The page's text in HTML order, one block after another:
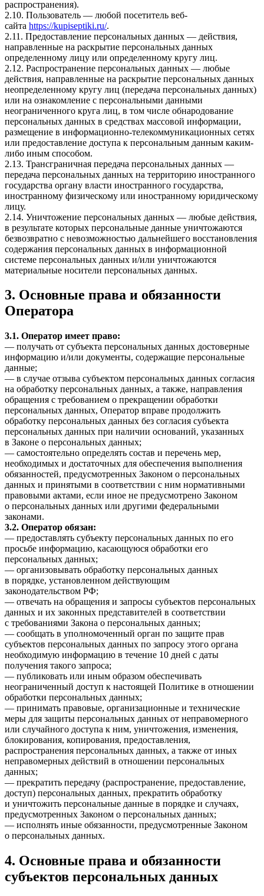
распространения).
2.10. Пользователь — любой посетитель веб-
сайта https://kupiseptiki.ru/.
2.11. Предоставление персональных данных — действия,
направленные на раскрытие персональных данных
определенному лицу или определенному кругу лиц.
2.12. Распространение персональных данных — любые
действия, направленные на раскрытие персональных данных
неопределенному кругу лиц (передача персональных данных)
или на ознакомление с персональными данными
неограниченного круга лиц, в том числе обнародование
персональных данных в средствах массовой информации,
размещение в информационно-телекоммуникационных сетях
или предоставление доступа к персональным данным каким-
либо иным способом.
2.13. Трансграничная передача персональных данных —
передача персональных данных на территорию иностранного
государства органу власти иностранного государства,
иностранному физическому или иностранному юридическому
лицу.
2.14. Уничтожение персональных данных — любые действия,
в результате которых персональные данные уничтожаются
безвозвратно с невозможностью дальнейшего восстановления
содержания персональных данных в информационной
системе персональных данных и/или уничтожаются
материальные носители персональных данных.
3. Основные права и обязанности
Оператора
3.1. Оператор имеет право:
— получать от субъекта персональных данных достоверные
информацию и/или документы, содержащие персональные
данные;
— в случае отзыва субъектом персональных данных согласия
на обработку персональных данных, а также, направления
обращения с требованием о прекращении обработки
персональных данных, Оператор вправе продолжить
обработку персональных данных без согласия субъекта
персональных данных при наличии оснований, указанных
в Законе о персональных данных;
— самостоятельно определять состав и перечень мер,
необходимых и достаточных для обеспечения выполнения
обязанностей, предусмотренных Законом о персональных
данных и принятыми в соответствии с ним нормативными
правовыми актами, если иное не предусмотрено Законом
о персональных данных или другими федеральными
законами.
3.2. Оператор обязан:
— предоставлять субъекту персональных данных по его
просьбе информацию, касающуюся обработки его
персональных данных;
— организовывать обработку персональных данных
в порядке, установленном действующим
законодательством РФ;
— отвечать на обращения и запросы субъектов персональных
данных и их законных представителей в соответствии
с требованиями Закона о персональных данных;
— сообщать в уполномоченный орган по защите прав
субъектов персональных данных по запросу этого органа
необходимую информацию в течение 10 дней с даты
получения такого запроса;
— публиковать или иным образом обеспечивать
неограниченный доступ к настоящей Политике в отношении
обработки персональных данных;
— принимать правовые, организационные и технические
меры для защиты персональных данных от неправомерного
или случайного доступа к ним, уничтожения, изменения,
блокирования, копирования, предоставления,
распространения персональных данных, а также от иных
неправомерных действий в отношении персональных
данных;
— прекратить передачу (распространение, предоставление,
доступ) персональных данных, прекратить обработку
и уничтожить персональные данные в порядке и случаях,
предусмотренных Законом о персональных данных;
— исполнять иные обязанности, предусмотренные Законом
о персональных данных.
4. Основные права и обязанности
субъектов персональных данных